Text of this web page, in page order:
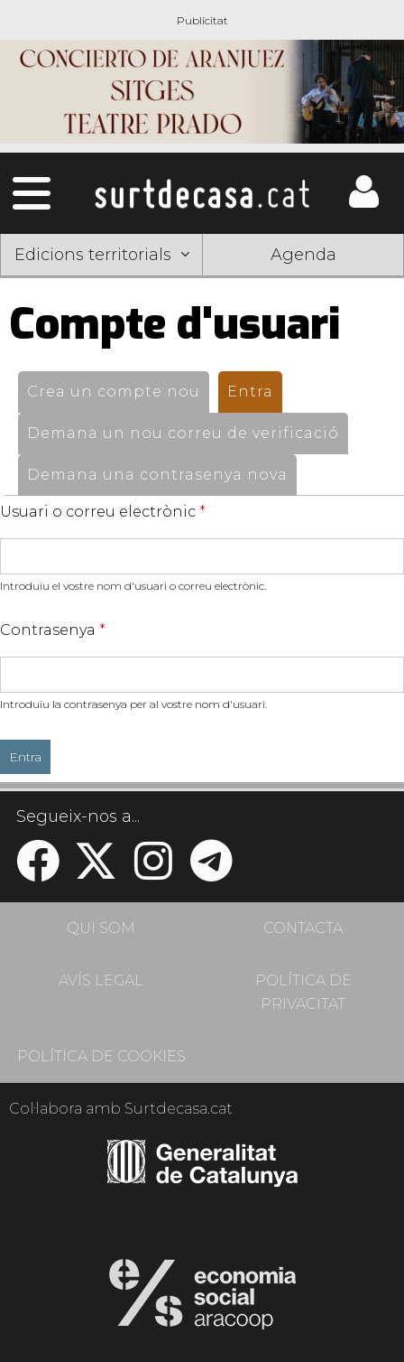
Edicions territorials Agenda
Compte d'usuari
Pestanyes
primàries
Crea un compte nou Entra
Demana un nou correu de verificació
Demana una contrasenya nova
Usuari o correu electrònic *
Introduïu el vostre nom d'usuari o correu electrònic.
Contrasenya *
Introduïu la contrasenya per al vostre nom d'usuari.
Segueix-nos a...
QUI SOM CONTACTA
AVÍS LEGAL
POLÍTICA DE
PRIVACITAT
POLÍTICA DE COOKIES
Col·labora amb Surtdecasa.cat